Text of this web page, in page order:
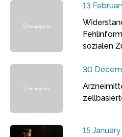
13
sozialen
30
15